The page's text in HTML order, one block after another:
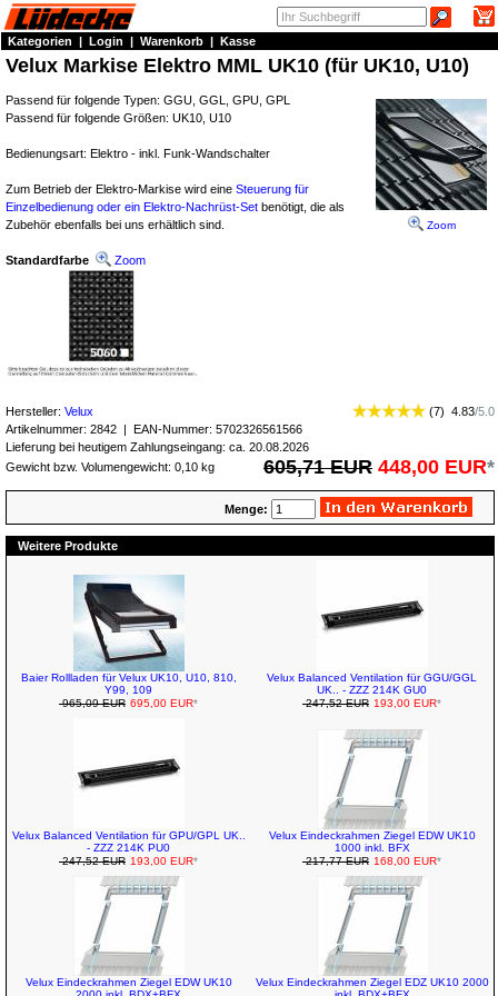
Kategorien | Login | Warenkorb | Kasse
Velux Markise Elektro MML UK10 (für UK10, U10)
Zoom
Passend für folgende Typen: GGU, GGL, GPU, GPL
Passend für folgende Größen: UK10, U10
Bedienungsart: Elektro - inkl. Funk-Wandschalter
Zum Betrieb der Elektro-Markise wird eine Steuerung für
Einzelbedienung oder ein Elektro-Nachrüst-Set benötigt, die als
Zubehör ebenfalls bei uns erhältlich sind.
Standardfarbe Zoom
Hersteller: Velux (7) 4.83/5.0
Artikelnummer: 2842 | EAN-Nummer: 5702326561566
Lieferung bei heutigem Zahlungseingang: ca. 20.08.2026
Gewicht bzw. Volumengewicht: 0,10 kg
605,71 EUR 448,00 EUR*
Menge:
Weitere Produkte
Baier Rollladen für Velux UK10, U10, 810,
Y99, 109
965,09 EUR 695,00 EUR*
Velux Balanced Ventilation für GGU/GGL
UK.. - ZZZ 214K GU0
247,52 EUR 193,00 EUR*
Velux Balanced Ventilation für GPU/GPL UK..
- ZZZ 214K PU0
247,52 EUR 193,00 EUR*
Velux Eindeckrahmen Ziegel EDW UK10
1000 inkl. BFX
217,77 EUR 168,00 EUR*
Velux Eindeckrahmen Ziegel EDW UK10
Velux Eindeckrahmen Ziegel EDZ UK10 2000